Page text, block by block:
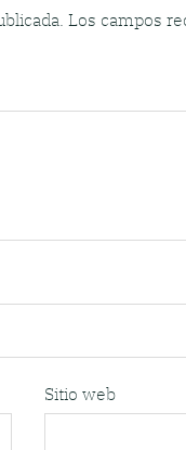
Los campos
Sitio web